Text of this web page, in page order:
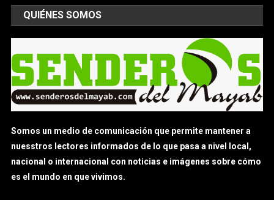
QUIÉNES SOMOS
Somos un medio de comunicación que permite mantener a
nuesstros lectores informados de lo que pasa a nivel local,
nacional o internacional con noticias e imágenes sobre cómo
es el mundo en que vivimos.